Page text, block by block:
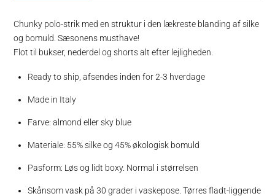
Chunky polo-strik med en struktur i den lækreste blanding af silke
og bomuld. Sæsonens musthave!
Flot til bukser, nederdel og shorts alt efter lejligheden.
Ready to ship, afsendes inden for 2-3 hverdage
Made in Italy
Farve: almond eller sky blue
Materiale: 55% silke og 45% økologisk bomuld
Pasform: Løs og lidt boxy. Normal i størrelsen
Skånsom vask på 30 grader i vaskepose. Tørres fladt-liggende